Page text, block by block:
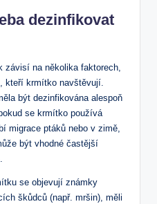
dezinfikovat
závisí na několika faktorech,
, kteří krmítko navštěvují.
být dezinfikována alespoň
se krmítko používá
migrace ptáků nebo v zimě,
být vhodné častější
se objevují známky
škůdců (např. mršin), měli